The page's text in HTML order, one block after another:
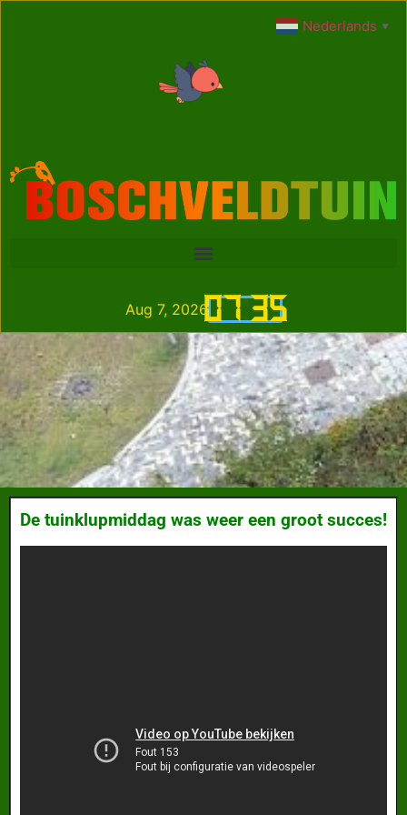
07:35
Aug 7, 2026
De tuinklupmiddag was weer een groot succes!
Nederlands ▼